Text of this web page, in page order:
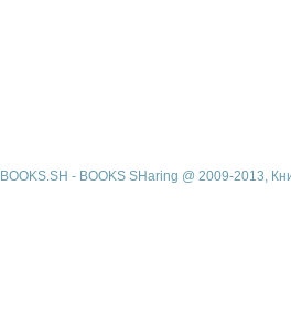
BOOKS.SH - BOOKS SHaring @ 2009-2013,